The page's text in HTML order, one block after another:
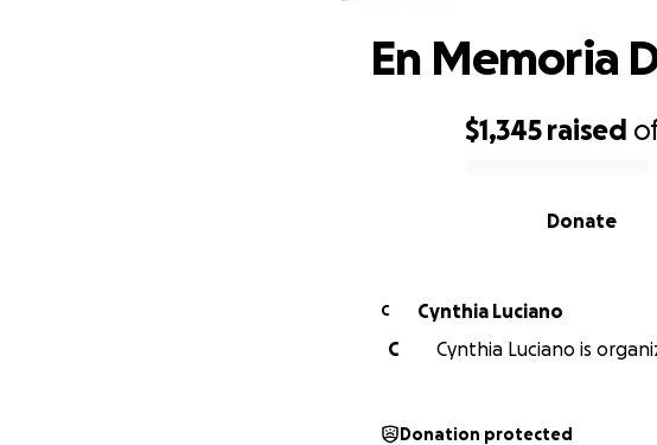
$1,345 raised
Donate
En Memoria
C
Cynthia Luciano
C
Cynthia Luciano is
Donation protected